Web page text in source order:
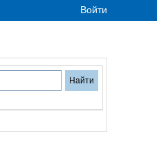
Войти